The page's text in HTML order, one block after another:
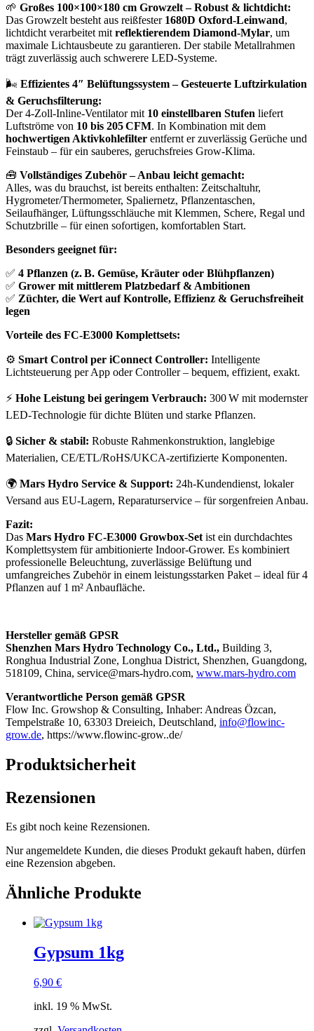
🌱 Großes 100×100×180 cm Growzelt – Robust & lichtdicht:
Das Growzelt besteht aus reißfester 1680D Oxford-Leinwand,
lichtdicht verarbeitet mit reflektierendem Diamond-Mylar, um
maximale Lichtausbeute zu garantieren. Der stabile Metallrahmen
trägt zuverlässig auch schwerere LED-Systeme.
🌬️ Effizientes 4″ Belüftungssystem – Gesteuerte Luftzirkulation
& Geruchsfilterung:
Der 4-Zoll-Inline-Ventilator mit 10 einstellbaren Stufen liefert
Luftströme von 10 bis 205 CFM. In Kombination mit dem
hochwertigen Aktivkohlefilter entfernt er zuverlässig Gerüche und
Feinstaub – für ein sauberes, geruchsfreies Grow-Klima.
🧰 Vollständiges Zubehör – Anbau leicht gemacht:
Alles, was du brauchst, ist bereits enthalten: Zeitschaltuhr,
Hygrometer/Thermometer, Spaliernetz, Pflanzentaschen,
Seilaufhänger, Lüftungsschläuche mit Klemmen, Schere, Regal und
Schutzbrille – für einen sofortigen, komfortablen Start.
Besonders geeignet für:
✅ 4 Pflanzen (z. B. Gemüse, Kräuter oder Blühpflanzen)
✅ Grower mit mittlerem Platzbedarf & Ambitionen
✅ Züchter, die Wert auf Kontrolle, Effizienz & Geruchsfreiheit
legen
Vorteile des FC-E3000 Komplettsets:
⚙️ Smart Control per iConnect Controller: Intelligente
Lichtsteuerung per App oder Controller – bequem, effizient, exakt.
⚡ Hohe Leistung bei geringem Verbrauch: 300 W mit modernster
LED-Technologie für dichte Blüten und starke Pflanzen.
🔒 Sicher & stabil: Robuste Rahmenkonstruktion, langlebige
Materialien, CE/ETL/RoHS/UKCA-zertifizierte Komponenten.
🌍 Mars Hydro Service & Support: 24h-Kundendienst, lokaler
Versand aus EU-Lagern, Reparaturservice – für sorgenfreien Anbau.
Fazit:
Das Mars Hydro FC-E3000 Growbox-Set ist ein durchdachtes
Komplettsystem für ambitionierte Indoor-Grower. Es kombiniert
professionelle Beleuchtung, zuverlässige Belüftung und
umfangreiches Zubehör in einem leistungsstarken Paket – ideal für 4
Pflanzen auf 1 m² Anbaufläche.
Hersteller gemäß GPSR
Shenzhen Mars Hydro Technology Co., Ltd., Building 3,
Ronghua Industrial Zone, Longhua District, Shenzhen, Guangdong,
518109, China, service@mars-hydro.com, www.mars-hydro.com
Verantwortliche Person gemäß GPSR
Flow Inc. Growshop & Consulting, Inhaber: Andreas Özcan,
Tempelstraße 10, 63303 Dreieich, Deutschland, info@flowinc-
grow.de, https://www.flowinc-grow..de/
Produktsicherheit
Rezensionen
Es gibt noch keine Rezensionen.
Nur angemeldete Kunden, die dieses Produkt gekauft haben, dürfen
eine Rezension abgeben.
Ähnliche Produkte
Gypsum 1kg
6,90 €
inkl. 19 % MwSt.